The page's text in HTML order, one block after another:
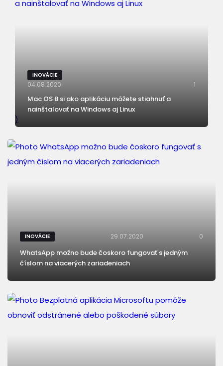
)
INOVÁCIE
04.08.2020 1
Mac OS 8 si ako aplikáciu môžete stiahnuť a
nainštalovať na Windows aj Linux
INOVÁCIE 29.07.2020 0
WhatsApp možno bude čoskoro fungovať s jedným
číslom na viacerých zariadeniach